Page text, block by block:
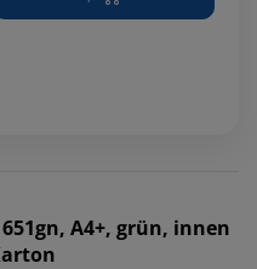
A4+, grün, innen